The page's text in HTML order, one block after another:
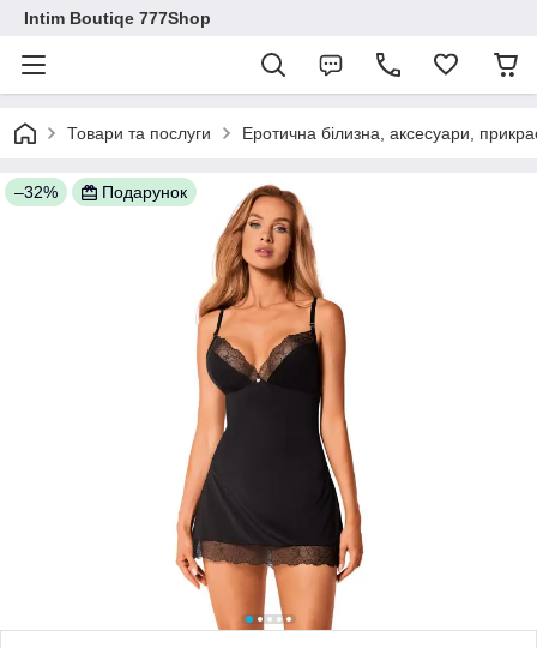
Intim Boutiqe 777Shop
Товари та послуги Еротична білизна, аксесуари,
–32% Подарунок